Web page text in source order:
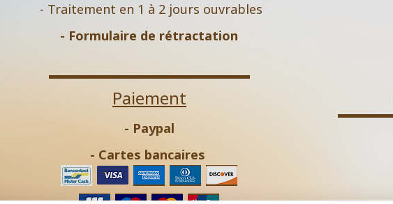
- Traitement en 1 à 2 jours ouvrables
- Formulaire de rétractation
Paiement
- Paypal
- Cartes bancaires